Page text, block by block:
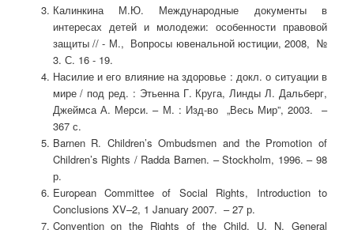
Калинкина М.Ю. Международные документы в
интересах детей и молодежи: особенности правовой
защиты // - М., Вопросы ювенальной юстиции, 2008, №
3. С. 16 - 19.
Насилие и его влияние на здоровье : докл. о ситуации в
мире / под ред. : Этьенна Г. Круга, Линды Л. Дальберг,
Джеймса А. Мерси. – М. : Изд-во „Весь Мир”, 2003. –
367 с.
Barnen R. Children’s Ombudsmen and the Promotion of
Children’s Rights / Radda Barnen. – Stockholm, 1996. – 98
р.
European Committee of Social Rights, Introduction to
Conclusions XV–2, 1 January 2007. – 27 р.
Convention on the Rights of the Child. U. N. General